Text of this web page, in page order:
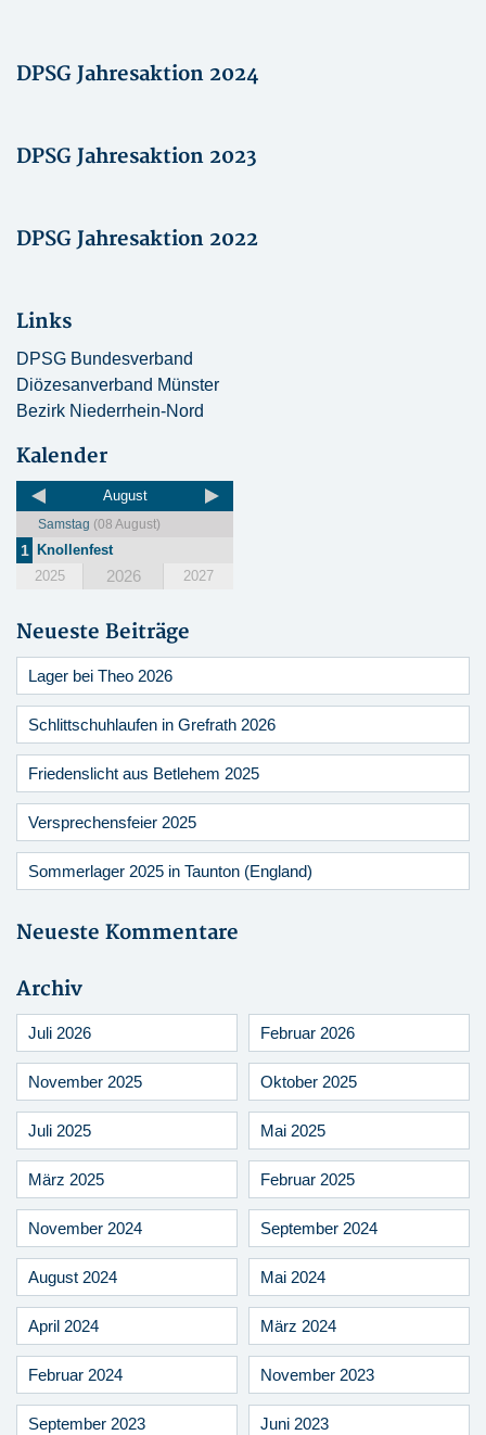
DPSG Jahresaktion 2024
DPSG Jahresaktion 2023
DPSG Jahresaktion 2022
Links
DPSG Bundesverband
Diözesanverband Münster
Bezirk Niederrhein-Nord
Kalender
August
Samstag (08 August)
1
Knollenfest
2025
2026 2027
Neueste Beiträge
Lager bei Theo 2026
Schlittschuhlaufen in Grefrath 2026
Friedenslicht aus Betlehem 2025
Versprechensfeier 2025
Sommerlager 2025 in Taunton (England)
Neueste Kommentare
Archiv
Juli 2026 Februar 2026
November 2025 Oktober 2025
Juli 2025 Mai 2025
März 2025 Februar 2025
November 2024 September 2024
August 2024 Mai 2024
April 2024 März 2024
Februar 2024 November 2023
September 2023 Juni 2023